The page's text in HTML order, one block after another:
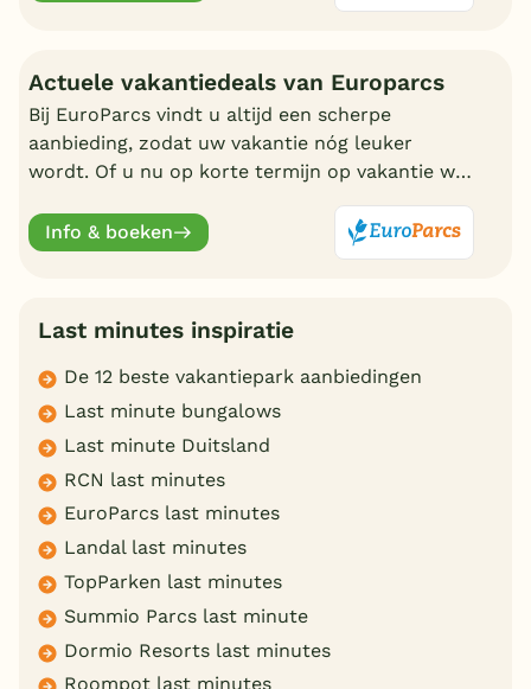
Actuele vakantiedeals van Europarcs
Bij EuroParcs vindt u altijd een scherpe
aanbieding, zodat uw vakantie nóg leuker
wordt. Of u nu op korte termijn op vakantie wilt
actuele vakantiedeals.
Info & boeken
Last minutes inspiratie
De 12 beste vakantiepark aanbiedingen
Last minute bungalows
Last minute Duitsland
RCN last minutes
EuroParcs last minutes
Landal last minutes
TopParken last minutes
Summio Parcs last minute
Dormio Resorts last minutes
Roompot last minutes